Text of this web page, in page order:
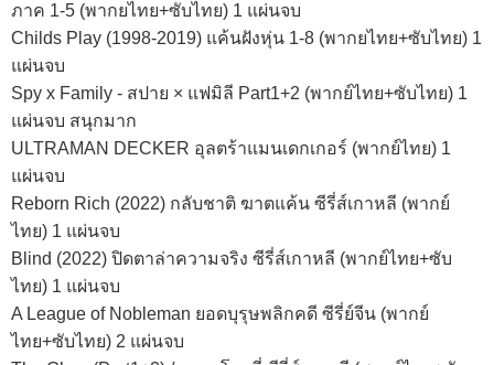
ภาค 1-5 (พากยไทย+ซับไทย) 1 แผ่นจบ
Childs Play (1998-2019) แค้นฝังหุ่น 1-8 (พากยไทย+ซับไทย) 1
แผ่นจบ
Spy x Family - สปาย × แฟมิลี Part1+2 (พากย์ไทย+ซับไทย) 1
แผ่นจบ สนุกมาก
ULTRAMAN DECKER อุลตร้าแมนเดกเกอร์ (พากย์ไทย) 1
แผ่นจบ
Reborn Rich (2022) กลับชาติ ฆาตแค้น ซีรี่ส์เกาหลี (พากย์
ไทย) 1 แผ่นจบ
Blind (2022) ปิดตาล่าความจริง ซีรี่ส์เกาหลี (พากย์ไทย+ซับ
ไทย) 1 แผ่นจบ
A League of Nobleman ยอดบุรุษพลิกคดี ซีรี่ย์จีน (พากย์
ไทย+ซับไทย) 2 แผ่นจบ